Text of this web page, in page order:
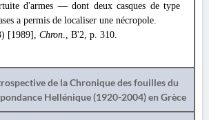
d'armes — dont deux casques de type
a permis de localiser une nécropole.
[1989], Chron., B'2, p. 310.
de la Chronique des fouilles du
Hellénique (1920-2004) en Grèce